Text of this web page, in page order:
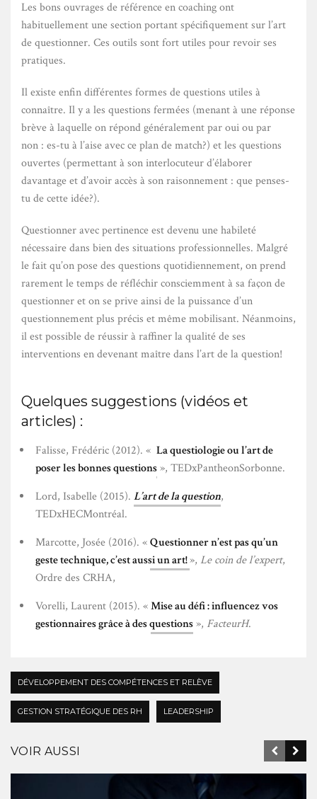
Les bons ouvrages de référence en coaching ont
habituellement une section portant spécifiquement sur l’art
de questionner. Ces outils sont fort utiles pour revoir ses
pratiques.
Il existe enfin différentes formes de questions utiles à
connaître. Il y a les questions fermées (menant à une réponse
brève à laquelle on répond généralement par oui ou par
non : es-tu à l’aise avec ce plan de match?) et les questions
ouvertes (permettant à son interlocuteur d’élaborer
davantage et d’avoir accès à son raisonnement : que penses-
tu de cette idée?).
Questionner avec pertinence est devenu une habileté
nécessaire dans bien des situations professionnelles. Malgré
le fait qu’on pose des questions quotidiennement, on prend
rarement le temps de réfléchir consciemment à sa façon de
questionner et on se prive ainsi de la puissance d’un
questionnement plus précis et même mobilisant. Néanmoins,
il est possible de réussir à raffiner la qualité de ses
interventions en devenant maître dans l’art de la question!
Quelques suggestions (vidéos et
articles) :
Falisse, Frédéric (2012). « La questiologie ou l’art de
poser les bonnes questions», TEDxPantheonSorbonne.
Lord, Isabelle (2015). L’art de la question,
TEDxHECMontréal.
Marcotte, Josée (2016). «Questionner n’est pas qu’un
geste technique, c’est aussi un art!», Le coin de l’expert,
Ordre des CRHA,
Vorelli, Laurent (2015). «Mise au défi : influencez vos
gestionnaires grâce à des questions», FacteurH.
DÉVELOPPEMENT DES COMPÉTENCES ET RELÈVE
GESTION STRATÉGIQUE DES RH LEADERSHIP
VOIR AUSSI